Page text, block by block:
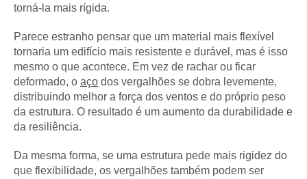
torná-la mais rígida.
Parece estranho pensar que um material mais flexível
tornaria um edifício mais resistente e durável, mas é isso
mesmo o que acontece. Em vez de rachar ou ficar
deformado, o aço dos vergalhões se dobra levemente,
distribuindo melhor a força dos ventos e do próprio peso
da estrutura. O resultado é um aumento da durabilidade e
da resiliência.
Da mesma forma, se uma estrutura pede mais rigidez do
que flexibilidade, os vergalhões também podem ser